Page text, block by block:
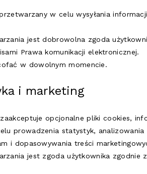
w celu wysyłania
jest dobrowolna zgoda
Prawa komunikacji elektronicznej.
w dowolnym momencie.
i marketing
opcjonalne pliki cookies,
prowadzenia statystyk, analizowania
i dopasowywania treści
jest zgoda użytkownika zgodnie